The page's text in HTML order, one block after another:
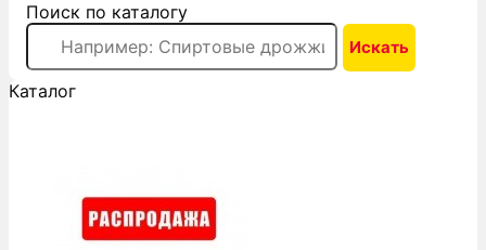
Поиск по каталогу
Каталог